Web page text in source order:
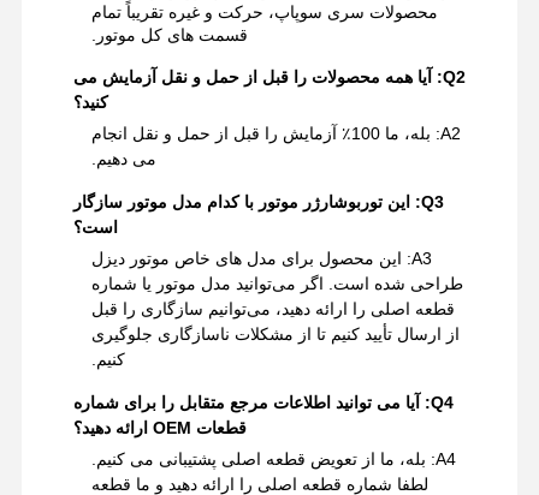
محصولات سری سوپاپ، حرکت و غیره تقریباً تمام
قسمت های کل موتور.
Q2: آیا همه محصولات را قبل از حمل و نقل آزمایش می
کنید؟
A2: بله، ما 100٪ آزمایش را قبل از حمل و نقل انجام
می دهیم.
Q3: این توربوشارژر موتور با کدام مدل موتور سازگار
است؟
A3: این محصول برای مدل های خاص موتور دیزل
طراحی شده است. اگر می‌توانید مدل موتور یا شماره
قطعه اصلی را ارائه دهید، می‌توانیم سازگاری را قبل
از ارسال تأیید کنیم تا از مشکلات ناسازگاری جلوگیری
کنیم.
Q4: آیا می توانید اطلاعات مرجع متقابل را برای شماره
قطعات OEM ارائه دهید؟
A4: بله، ما از تعویض قطعه اصلی پشتیبانی می کنیم.
لطفا شماره قطعه اصلی را ارائه دهید و ما قطعه